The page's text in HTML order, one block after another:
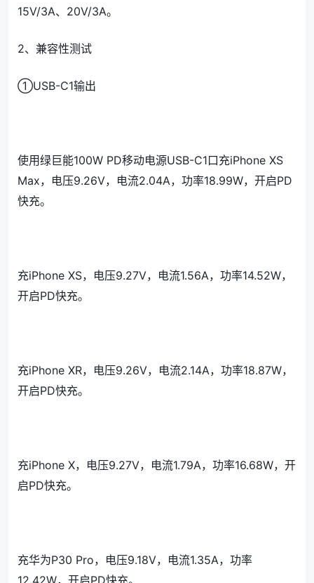
15V/3A、20V/3A。
2、兼容性测试
①USB-C1输出
使用绿巨能100W PD移动电源USB-C1口充iPhone XS
Max，电压9.26V，电流2.04A，功率18.99W，开启PD
快充。
充iPhone XS，电压9.27V，电流1.56A，功率14.52W，
开启PD快充。
充iPhone XR，电压9.26V，电流2.14A，功率18.87W，
开启PD快充。
充iPhone X，电压9.27V，电流1.79A，功率16.68W，开
启PD快充。
充华为P30 Pro，电压9.18V，电流1.35A，功率
12.42W，开启PD快充。